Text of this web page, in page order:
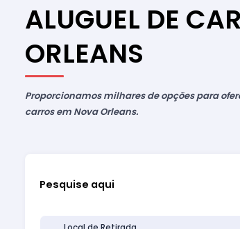
ALUGUEL DE
ORLEANS
Proporcionamos milhares de opções para
carros em Nova Orleans.
Pesquise aqui